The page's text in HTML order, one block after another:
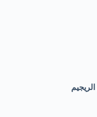
الريجيم